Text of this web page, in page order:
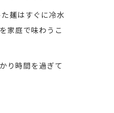
麺はすぐに冷水
家庭で味わうこ
り時間を過ぎて